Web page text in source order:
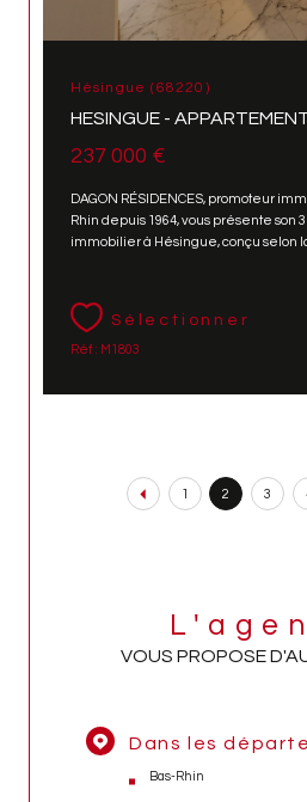
Hésingue (68220)
HESINGUE -
237 000 €
DAGON RÉSIDENCES, promoteur
Rhin depuis 1964, vous présente son
immobilier à Hésingue, conçu selon
Sélectionner
Réf : M1803
1 2 3
VOUS PROPOSE
Dans les
Bas-Rhin